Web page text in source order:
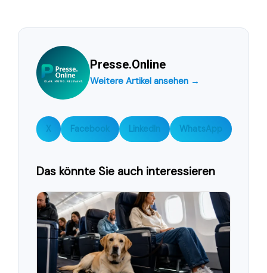
Presse.Online
Weitere Artikel ansehen →
X Facebook LinkedIn WhatsApp
Das könnte Sie auch interessieren